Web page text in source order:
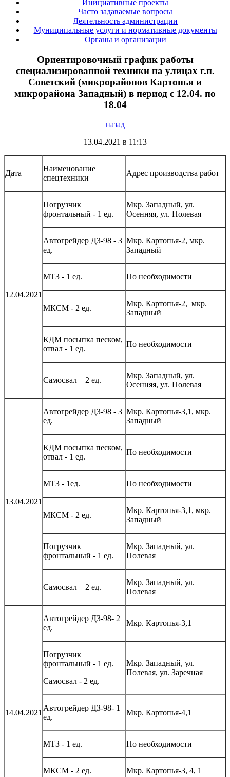
Инициативные проекты
Часто задаваемые вопросы
Деятельность администрации
Муниципальные услуги и нормативные документы
Органы и организации
Ориентировочный график работы
специализированной техники на улицах г.п.
Советский (микрорайонов Картопья и
микрорайона Западный) в период с 12.04. по
18.04
назад
13.04.2021 в 11:13
Дата
Наименование
спецтехники
Адрес производства работ
12.04.2021
Погрузчик
фронтальный - 1 ед.
Мкр. Западный, ул.
Осенняя, ул. Полевая
Автогрейдер ДЗ-98 - 3
ед.
Мкр. Картопья-2, мкр.
Западный
МТЗ - 1 ед. По необходимости
МКСМ - 2 ед.
Мкр. Картопья-2, мкр.
Западный
КДМ посыпка песком,
отвал - 1 ед.
По необходимости
Самосвал – 2 ед.
Мкр. Западный, ул.
Осенняя, ул. Полевая
13.04.2021
Автогрейдер ДЗ-98 - 3
ед.
Мкр. Картопья-3,1, мкр.
Западный
КДМ посыпка песком,
отвал - 1 ед.
По необходимости
МТЗ - 1ед. По необходимости
МКСМ - 2 ед.
Мкр. Картопья-3,1, мкр.
Западный
Погрузчик
фронтальный - 1 ед.
Мкр. Западный, ул.
Полевая
Самосвал – 2 ед.
Мкр. Западный, ул.
Полевая
14.04.2021
Автогрейдер ДЗ-98- 2
ед.
Мкр. Картопья-3,1
Погрузчик
фронтальный - 1 ед.
Самосвал - 2 ед.
Мкр. Западный, ул.
Полевая, ул. Заречная
Автогрейдер ДЗ-98- 1
ед.
Мкр. Картопья-4,1
МТЗ - 1 ед. По необходимости
МКСМ - 2 ед. Мкр. Картопья-3, 4, 1